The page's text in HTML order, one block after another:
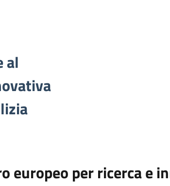
al
europeo per ricerca e